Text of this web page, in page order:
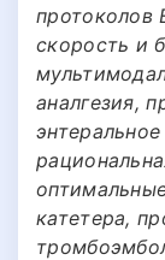
протоколов
скорость и
аналгезия,
катетера,